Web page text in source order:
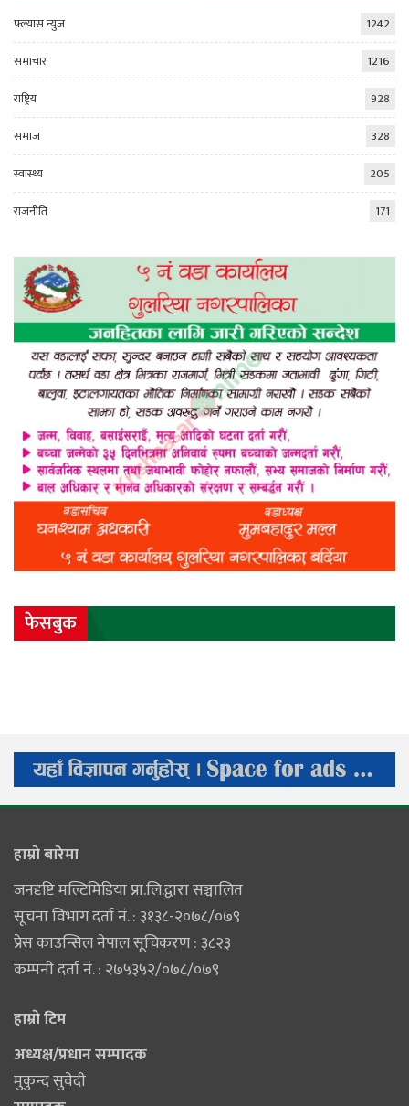
फ्ल्यास न्युज
1242
समाचार
1216
राष्ट्रिय
928
समाज
328
स्वास्थ्य
205
राजनीति
171
फेसबुक
हाम्राे बारेमा
जनदृष्टि मल्टिमिडिया प्रा.लि.द्वारा सञ्चालित
सूचना विभाग दर्ता नं. : ३१३८-२०७८/०७९
प्रेस काउन्सिल नेपाल सूचिकरण : ३८२३
कम्पनी दर्ता नं. : २७५३५२/०७८/०७९
हाम्राे टिम
अध्यक्ष/प्रधान सम्पादक
मुकुन्द सुवेदी